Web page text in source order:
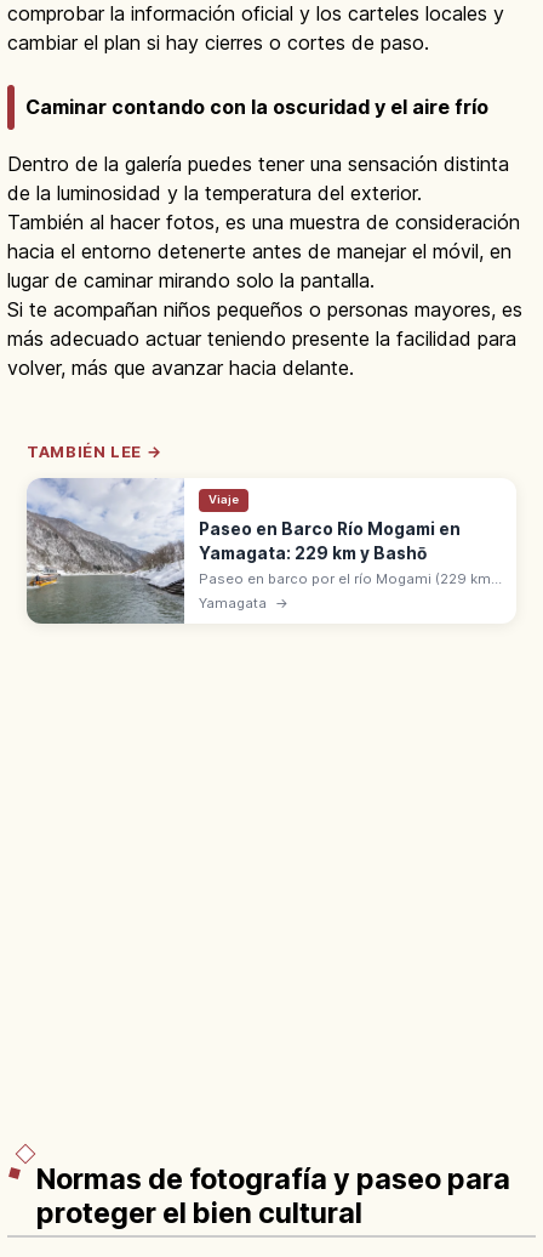
comprobar la información oficial y los carteles locales y
cambiar el plan si hay cierres o cortes de paso.
Caminar contando con la oscuridad y el aire frío
Dentro de la galería puedes tener una sensación distinta
de la luminosidad y la temperatura del exterior.
También al hacer fotos, es una muestra de consideración
hacia el entorno detenerte antes de manejar el móvil, en
lugar de caminar mirando solo la pantalla.
Si te acompañan niños pequeños o personas mayores, es
más adecuado actuar teniendo presente la facilidad para
volver, más que avanzar hacia delante.
TAMBIÉN LEE →
Viaje
Paseo en Barco Río Mogami en
Yamagata: 229 km y Bashō
Paseo en barco por el río Mogami (229 km),
en Yamagata, recorre el desfiladero con
canciones de barqueros. Inmortalizado por
Yamagata →
Normas de fotografía y paseo para
proteger el bien cultural